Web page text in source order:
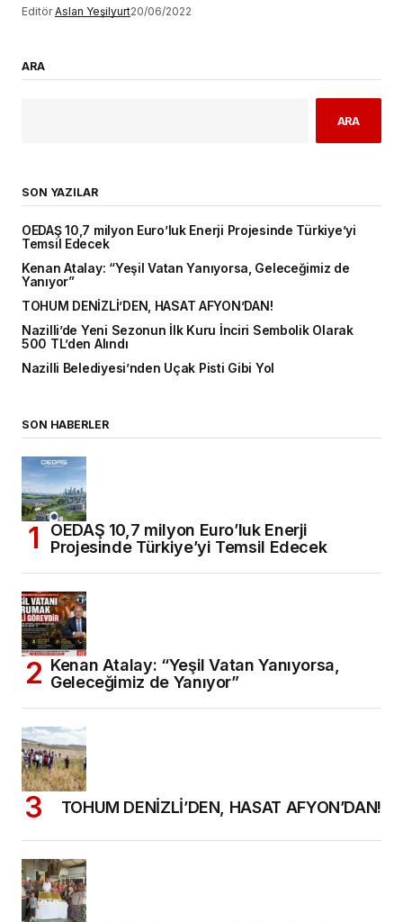
Editör Aslan Yeşilyurt20/06/2022
ARA
ARA
SON YAZILAR
OEDAŞ 10,7 milyon Euro’luk Enerji Projesinde Türkiye’yi
Temsil Edecek
Kenan Atalay: “Yeşil Vatan Yanıyorsa, Geleceğimiz de
Yanıyor”
TOHUM DENİZLİ’DEN, HASAT AFYON’DAN!
Nazilli’de Yeni Sezonun İlk Kuru İnciri Sembolik Olarak
500 TL’den Alındı
Nazilli Belediyesi’nden Uçak Pisti Gibi Yol
SON HABERLER
OEDAŞ 10,7 milyon Euro’luk Enerji
Projesinde Türkiye’yi Temsil Edecek
Kenan Atalay: “Yeşil Vatan Yanıyorsa,
Geleceğimiz de Yanıyor”
TOHUM DENİZLİ’DEN, HASAT AFYON’DAN!